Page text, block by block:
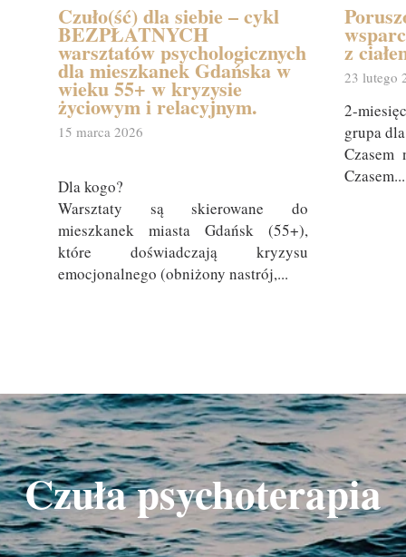
Czuło(ść) dla siebie – cykl
BEZPŁATNYCH
warsztatów psychologicznych
dla mieszkanek Gdańska w
wieku 55+ w kryzysie
życiowym i relacyjnym.
15 marca 2026
Dla kogo?
Warsztaty są skierowane do
mieszkanek miasta Gdańsk (55+),
które doświadczają kryzysu
emocjonalnego (obniżony nastrój,...
z
23 lutego
2-
grupa
Czasem...
Czuła psychoterapia